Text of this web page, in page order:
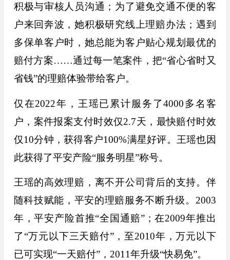
积极与审核人员沟通；为了避免交通不便的客
户来回奔波，她积极研究线上理赔办法；遇到
多保单客户时，她总能为客户贴心规划最优的
赔付方案……通过每一笔案件，把“省心省时又
省钱”的理赔体验带给客户。
仅在2022年，王瑶已累计服务了4000多名客
户，案件报案支付时效仅2.7天，最快赔付时效
仅10分钟，获得客户100%满星好评。王瑶也因
此获得了平安产险“服务明星”称号。
王瑶的高效理赔，离不开公司背后的支持。 伴
随科技赋能，平安的理赔服务不断升级。2003
年，平安产险首推“全国通赔”；在2009年推出
了“万元以下三天赔付”，至2010年，万元以下
已可实现“一天赔付”，2011年升级“快易免”。